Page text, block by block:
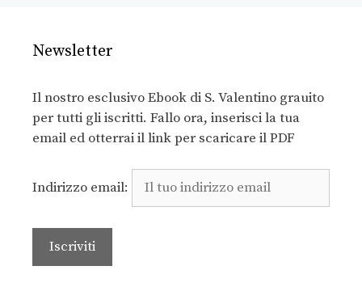
Newsletter
Il nostro esclusivo Ebook di S. Valentino grauito
per tutti gli iscritti. Fallo ora, inserisci la tua
email ed otterrai il link per scaricare il PDF
Indirizzo email: